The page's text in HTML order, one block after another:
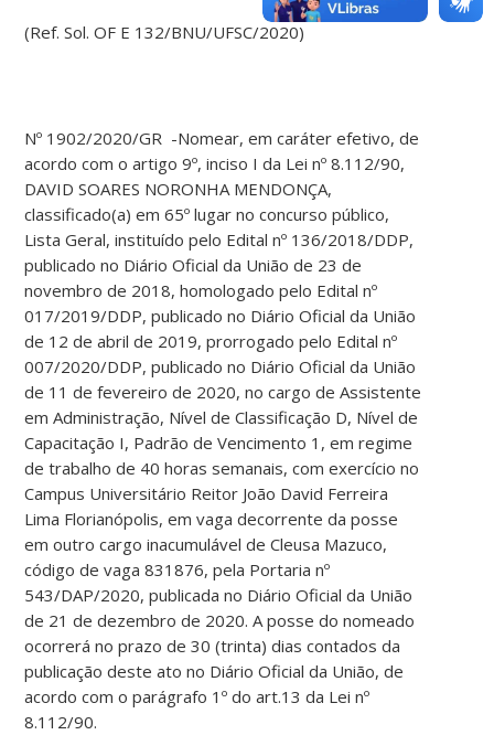
(Ref. Sol. OF E 132/BNU/UFSC/2020)
Nº 1902/2020/GR -Nomear, em caráter efetivo, de
acordo com o artigo 9º, inciso I da Lei nº 8.112/90,
DAVID SOARES NORONHA MENDONÇA,
classificado(a) em 65º lugar no concurso público,
Lista Geral, instituído pelo Edital nº 136/2018/DDP,
publicado no Diário Oficial da União de 23 de
novembro de 2018, homologado pelo Edital nº
017/2019/DDP, publicado no Diário Oficial da União
de 12 de abril de 2019, prorrogado pelo Edital nº
007/2020/DDP, publicado no Diário Oficial da União
de 11 de fevereiro de 2020, no cargo de Assistente
em Administração, Nível de Classificação D, Nível de
Capacitação I, Padrão de Vencimento 1, em regime
de trabalho de 40 horas semanais, com exercício no
Campus Universitário Reitor João David Ferreira
Lima Florianópolis, em vaga decorrente da posse
em outro cargo inacumulável de Cleusa Mazuco,
código de vaga 831876, pela Portaria nº
543/DAP/2020, publicada no Diário Oficial da União
de 21 de dezembro de 2020. A posse do nomeado
ocorrerá no prazo de 30 (trinta) dias contados da
publicação deste ato no Diário Oficial da União, de
acordo com o parágrafo 1º do art.13 da Lei nº
8.112/90.